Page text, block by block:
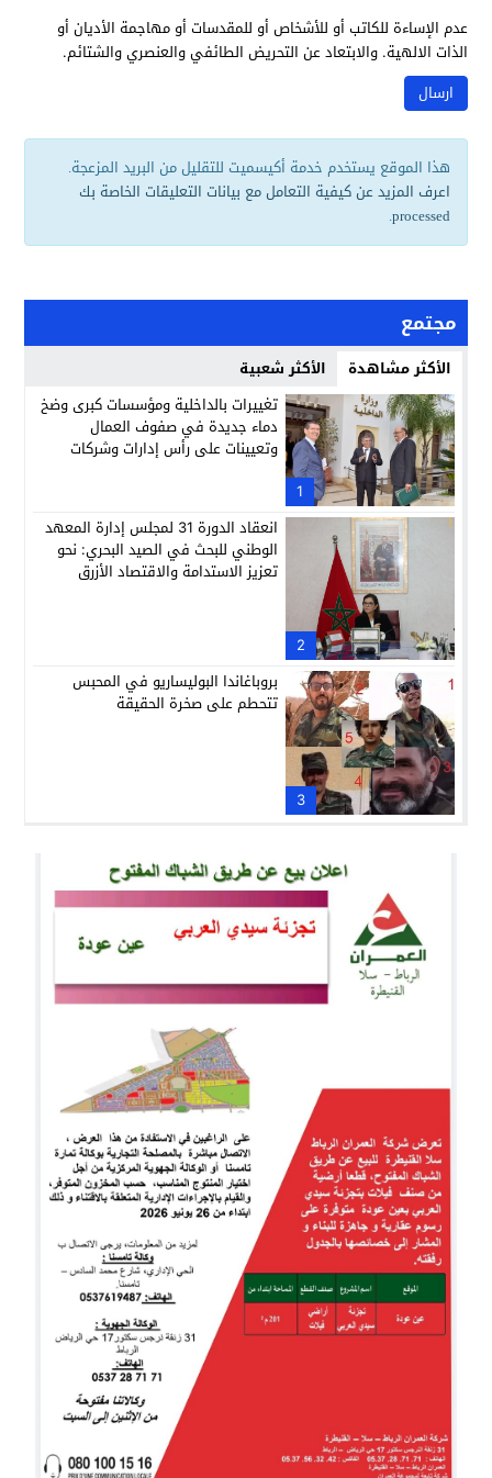
عدم الإساءة للكاتب أو للأشخاص أو للمقدسات أو مهاجمة الأديان أو
الذات الالهية. والابتعاد عن التحريض الطائفي والعنصري والشتائم.
هذا الموقع يستخدم خدمة أكيسميت للتقليل من البريد المزعجة.
اعرف المزيد عن كيفية التعامل مع بيانات التعليقات الخاصة بك
processed
.
مجتمع
الأكثر مشاهدة الأكثر شعبية
1
تغييرات بالداخلية ومؤسسات كبرى وضخ
دماء جديدة في صفوف العمال
وتعيينات على رأس إدارات وشركات
2
انعقاد الدورة 31 لمجلس إدارة المعهد
الوطني للبحث في الصيد البحري: نحو
تعزيز الاستدامة والاقتصاد الأزرق
3
بروباغاندا البوليساريو في المحبس
تتحطم على صخرة الحقيقة